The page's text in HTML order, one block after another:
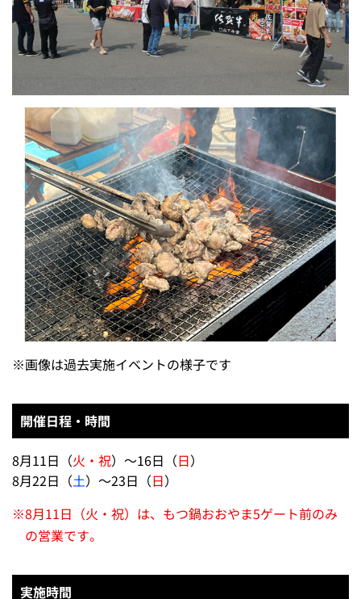
※画像は過去実施イベントの様子です
開催日程・時間
8月11日（火・祝）～16日（日）
8月22日（土）～23日（日）
※8月11日（火・祝）は、もつ鍋おおやま5ゲート前のみ
の営業です。
実施時間